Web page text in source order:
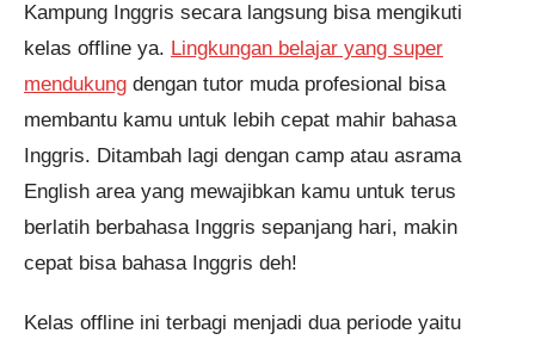
Kampung Inggris secara langsung bisa mengikuti
kelas offline ya. Lingkungan belajar yang super
mendukung dengan tutor muda profesional bisa
membantu kamu untuk lebih cepat mahir bahasa
Inggris. Ditambah lagi dengan camp atau asrama
English area yang mewajibkan kamu untuk terus
berlatih berbahasa Inggris sepanjang hari, makin
cepat bisa bahasa Inggris deh!
Kelas offline ini terbagi menjadi dua periode yaitu